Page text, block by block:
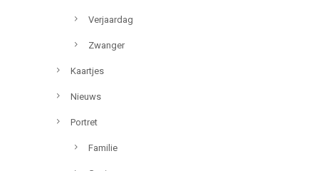
Verjaardag
Zwanger
Kaartjes
Nieuws
Portret
Familie